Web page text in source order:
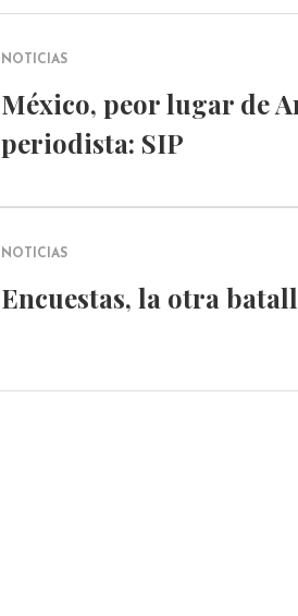
NOTICIAS
México, peor lugar de
periodista: SIP
NOTICIAS
Encuestas, la otra